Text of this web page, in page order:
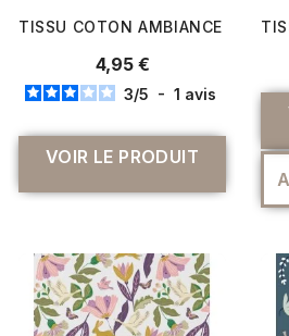
TISSU COTON AMBIANCE
4,95 €
3/5 - 1 avis
VOIR LE PRODUIT